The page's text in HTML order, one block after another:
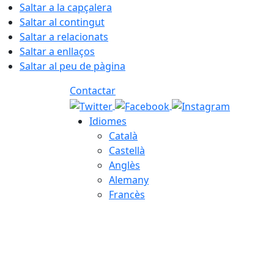
Saltar a la capçalera
Saltar al contingut
Saltar a relacionats
Saltar a enllaços
Saltar al peu de pàgina
Contactar
Idiomes
Català
Castellà
Anglès
Alemany
Francès